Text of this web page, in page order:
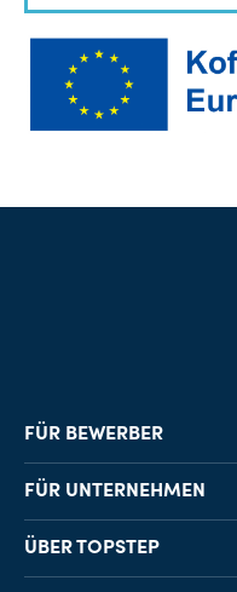
FÜR BEWERBER
Job-Finder
Karriereberatung
FÜR UNTERNEHMEN
Personalvermittlung
Personalsuche
ÜBER TOPSTEP